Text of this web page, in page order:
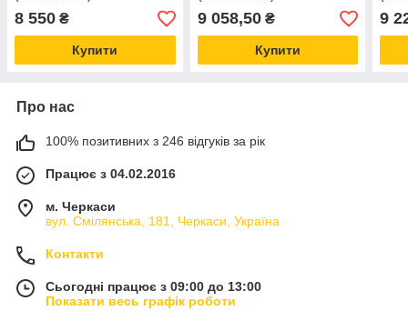
8 550 ₴
Купити
9 058,50₴
Купити
9
Про нас
100% позитивних з 246 відгуків за рік
Працює з 04.02.2016
м. Черкаси
вул. Смілянська, 181, Черкаси, Україна
Контакти
Сьогодні працює з 09:00 до 13:00
Показати весь графік роботи